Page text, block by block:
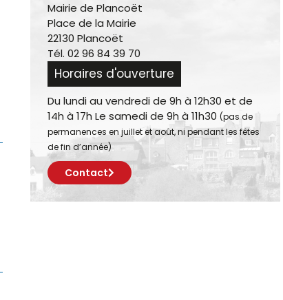
Mairie de Plancoët
Place de la Mairie
22130 Plancoët
Tél. 02 96 84 39 70
Horaires d'ouverture
Du lundi au vendredi de 9h à 12h30 et de
14h à 17h Le samedi de 9h à 11h30 (pas de
permanences en juillet et août, ni pendant les fêtes
de fin d’année)
Contact